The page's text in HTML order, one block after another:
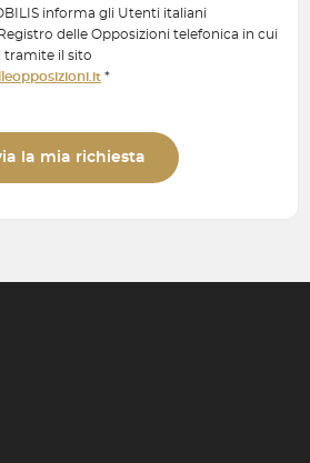
informa gli Utenti italiani
delle Opposizioni telefonica in cui
tramite il sito
*
la mia richiesta